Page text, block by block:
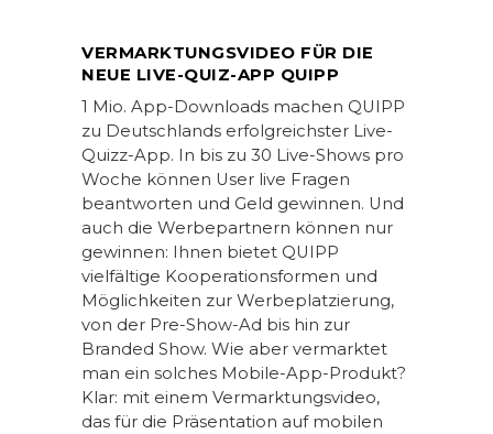
VERMARKTUNGSVIDEO FÜR DIE
NEUE LIVE-QUIZ-APP QUIPP
1 Mio. App-Downloads machen QUIPP
zu Deutschlands erfolgreichster Live-
Quizz-App. In bis zu 30 Live-Shows pro
Woche können User live Fragen
beantworten und Geld gewinnen. Und
auch die Werbepartnern können nur
gewinnen: Ihnen bietet QUIPP
vielfältige Kooperationsformen und
Möglichkeiten zur Werbeplatzierung,
von der Pre-Show-Ad bis hin zur
Branded Show. Wie aber vermarktet
man ein solches Mobile-App-Produkt?
Klar: mit einem Vermarktungsvideo,
das für die Präsentation auf mobilen